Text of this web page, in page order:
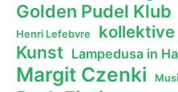
Golden Pudel Klub
Henri Lefebvre
Kunst Lampedusa in
Margit Czenki